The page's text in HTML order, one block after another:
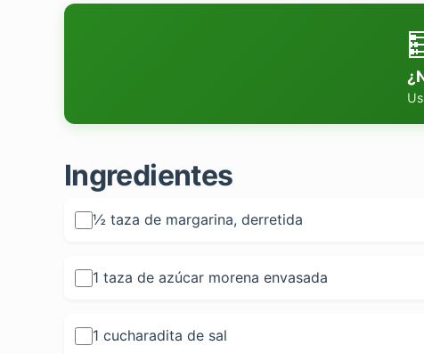
Ingredientes
½ taza de margarina, derretida
1 taza de azúcar morena envasada
1 cucharadita de sal